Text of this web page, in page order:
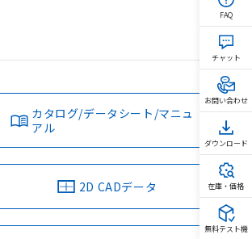
カタログ/データシート/マニュ
アル
2D CADデータ
FAQ
チャット
お問い合わせ
ダウンロード
在庫・価格
無料テスト機